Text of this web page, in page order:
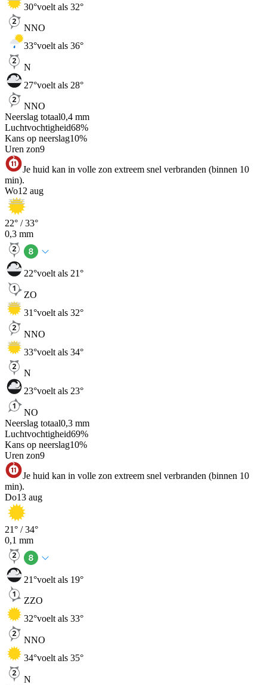
30°voelt als 32°
NNO
33°voelt als 36°
N
27°voelt als 28°
NNO
Neerslag totaal0,4 mm
Luchtvochtigheid68%
Kans op neerslag10%
Uren zon9
Je huid kan in volle zon extreem snel verbranden (binnen 10
min).
Wo12 aug
22° /33°
0,3 mm
22°voelt als 21°
ZO
31°voelt als 32°
NNO
33°voelt als 34°
N
23°voelt als 23°
NO
Neerslag totaal0,3 mm
Luchtvochtigheid69%
Kans op neerslag10%
Uren zon9
Je huid kan in volle zon extreem snel verbranden (binnen 10
min).
Do13 aug
21° /34°
0,1 mm
21°voelt als 19°
ZZO
32°voelt als 33°
NNO
34°voelt als 35°
N